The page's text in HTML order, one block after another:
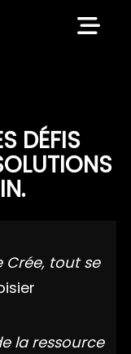
DÉFIS
Crée, tout se
la ressource